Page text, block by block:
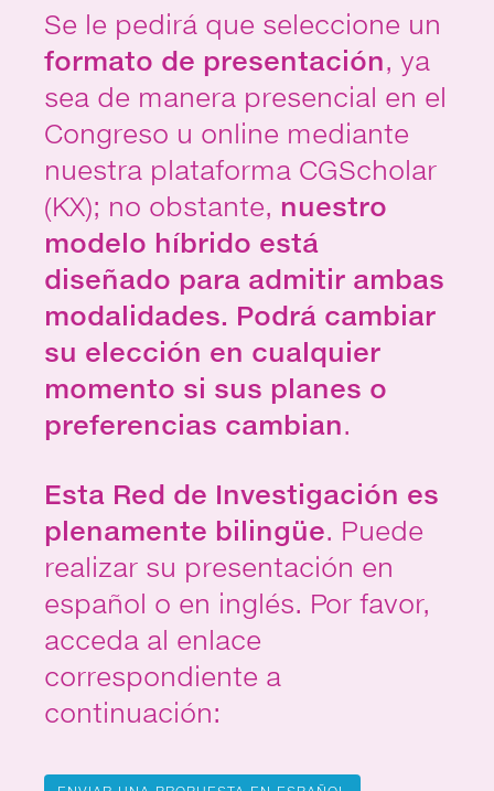
Se le pedirá que seleccione un
formato de presentación, ya
sea de manera presencial en el
Congreso u online mediante
nuestra plataforma CGScholar
(KX); no obstante, nuestro
modelo híbrido está
diseñado para admitir ambas
modalidades. Podrá cambiar
su elección en cualquier
momento si sus planes o
preferencias cambian.
Esta Red de Investigación es
plenamente bilingüe. Puede
realizar su presentación en
español o en inglés. Por favor,
acceda al enlace
correspondiente a
continuación: